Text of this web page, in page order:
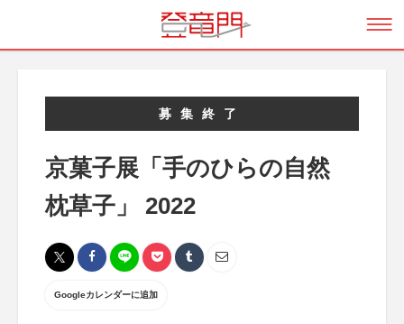
募集終了
京菓子展「手のひらの自然
枕草子」 2022
Googleカレンダーに追加